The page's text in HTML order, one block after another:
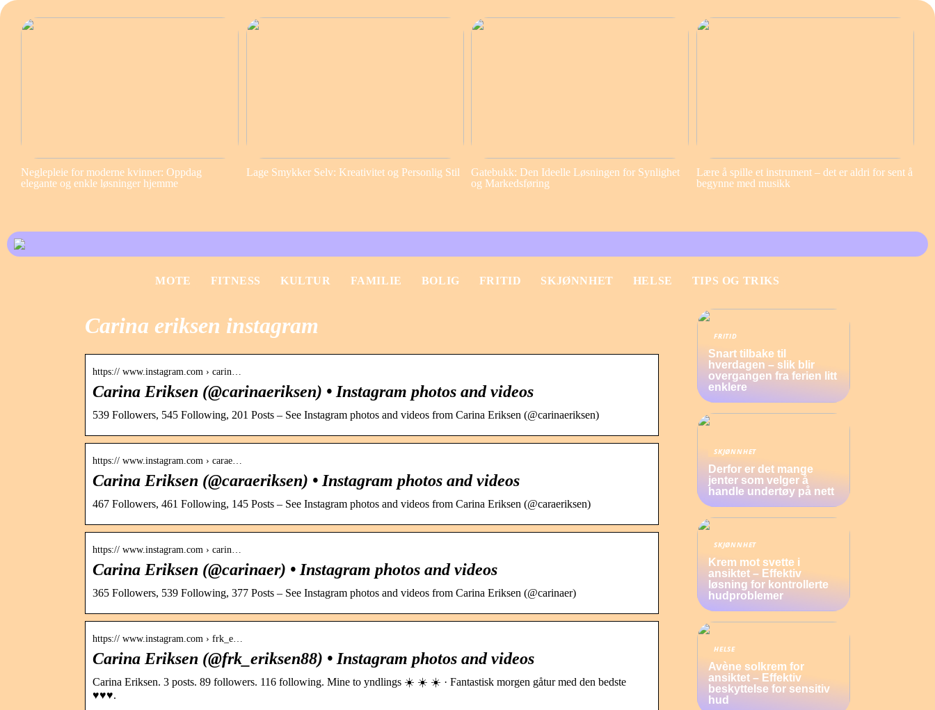
Neglepleie for moderne kvinner: Oppdag
elegante og enkle løsninger hjemme
Lage Smykker Selv: Kreativitet og Personlig Stil
Gatebukk: Den Ideelle Løsningen for Synlighet
og Markedsføring
Lære å spille et instrument – det er aldri for sent å
begynne med musikk
MOTE FITNESS KULTUR FAMILIE BOLIG FRITID SKJØNNHET HELSE TIPS OG TRIKS
Carina eriksen instagram
https:// www.instagram.com › carin…
Carina Eriksen (@carinaeriksen) • Instagram photos and videos
539 Followers, 545 Following, 201 Posts – See Instagram photos and videos from Carina Eriksen (@carinaeriksen)
https:// www.instagram.com › carae…
Carina Eriksen (@caraeriksen) • Instagram photos and videos
467 Followers, 461 Following, 145 Posts – See Instagram photos and videos from Carina Eriksen (@caraeriksen)
https:// www.instagram.com › carin…
Carina Eriksen (@carinaer) • Instagram photos and videos
365 Followers, 539 Following, 377 Posts – See Instagram photos and videos from Carina Eriksen (@carinaer)
https:// www.instagram.com › frk_e…
Carina Eriksen (@frk_eriksen88) • Instagram photos and videos
Carina Eriksen. 3 posts. 89 followers. 116 following. Mine to yndlings ☀️ ☀️ ☀️ · Fantastisk morgen gåtur med den bedste
♥️♥️♥️.
FRITID
Snart tilbake til
hverdagen – slik blir
overgangen fra ferien litt
enklere
SKJØNNHET
Derfor er det mange
jenter som velger å
handle undertøy på nett
SKJØNNHET
Krem mot svette i
ansiktet – Effektiv
løsning for kontrollerte
hudproblemer
HELSE
Avène solkrem for
ansiktet – Effektiv
beskyttelse for sensitiv
hud